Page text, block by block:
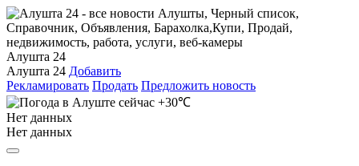
Алушта 24
Алушта 24 Добавить
Рекламировать Продать Предложить новость
+30℃
Нет данных
Нет данных